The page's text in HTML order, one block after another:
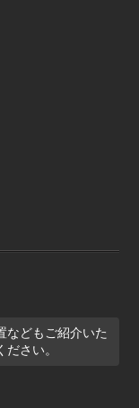
などもご紹介いた
ださい。